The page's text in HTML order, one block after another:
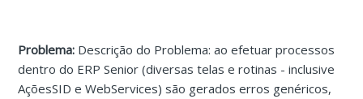
Problema: Descrição do Problema: ao efetuar processos
dentro do ERP Senior (diversas telas e rotinas - inclusive
AçõesSID e WebServices) são gerados erros genéricos,